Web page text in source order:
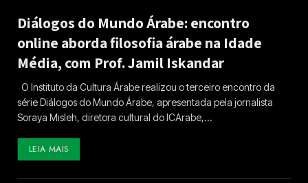
Diálogos do Mundo Árabe: encontro
online aborda filosofia árabe na Idade
Média, com Prof. Jamil Iskandar
O Instituto da Cultura Árabe realizou o terceiro encontro da
série Diálogos do Mundo Árabe, apresentada pela jornalista
Soraya Misleh, diretora cultural do ICArabe,…
LEIA MAIS